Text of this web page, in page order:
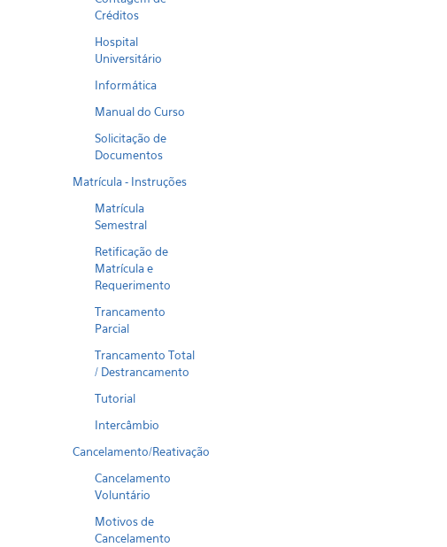
Créditos
Hospital
Universitário
Informática
Manual do Curso
Solicitação de
Documentos
Matrícula - Instruções
Matrícula
Semestral
Retificação de
Matrícula e
Requerimento
Trancamento
Parcial
Trancamento Total
/ Destrancamento
Tutorial
Intercâmbio
Cancelamento/Reativação
Cancelamento
Voluntário
Motivos de
Cancelamento